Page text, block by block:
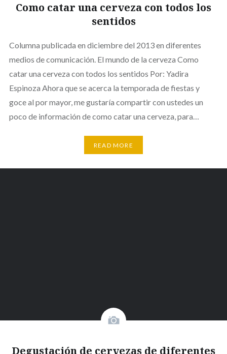
Como catar una cerveza con todos los
sentidos
Columna publicada en diciembre del 2013 en diferentes
medios de comunicación. El mundo de la cerveza Como
catar una cerveza con todos los sentidos Por: Yadira
Espinoza Ahora que se acerca la temporada de fiestas y
goce al por mayor, me gustaría compartir con ustedes un
poco de información de como catar una cerveza, para…
READ MORE
Degustación de cervezas de diferentes